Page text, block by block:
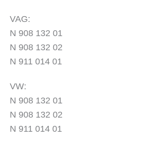
VAG:
N 908 132 01
N 908 132 02
N 911 014 01
VW:
N 908 132 01
N 908 132 02
N 911 014 01